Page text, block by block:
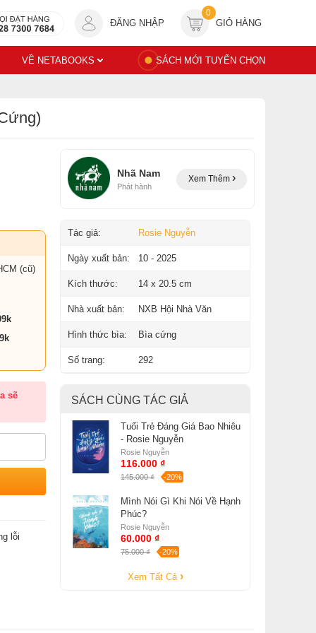
ĐĂNG NHẬP
0
GIỎ HÀNG
VỀ NETABOOKS SÁCH MỚI TUYỂN CHỌN
(cũ)
sẽ
lỗi
Nhã Nam
Phát hành
Xem Thêm
Tác giả: Rosie Nguyễn
Ngày xuất bản: 10 - 2025
Kích thước: 14 x 20.5 cm
Nhà xuất bản: NXB Hội Nhà Văn
Hình thức bìa: Bìa cứng
Số trang: 292
SÁCH CÙNG TÁC GIẢ
Tuổi Trẻ Đáng Giá Bao Nhiêu
- Rosie Nguyễn
Rosie Nguyễn
116.000 ₫
145.000 ₫ -20%
Mình Nói Gì Khi Nói Về Hạnh
Phúc?
Rosie Nguyễn
60.000 ₫
75.000 ₫ -20%
Xem Tất Cả